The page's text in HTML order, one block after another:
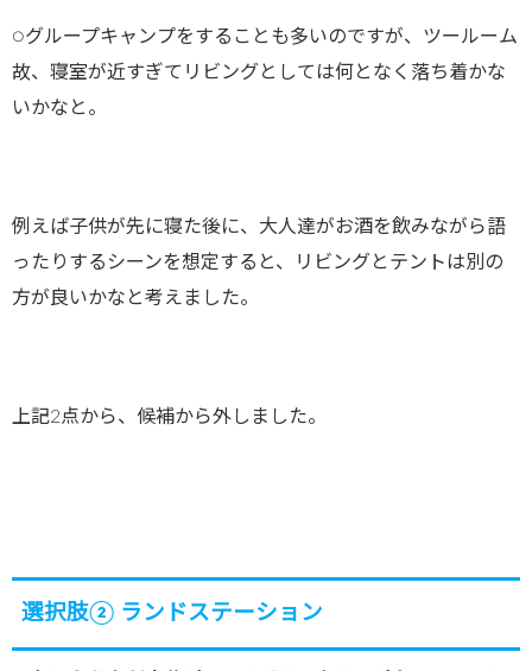
○グループキャンプをすることも多いのですが、ツールーム
故、寝室が近すぎてリビングとしては何となく落ち着かな
いかなと。
例えば子供が先に寝た後に、大人達がお酒を飲みながら語
ったりするシーンを想定すると、リビングとテントは別の
方が良いかなと考えました。
上記2点から、候補から外しました。
選択肢② ランドステーション